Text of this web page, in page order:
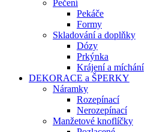
Pečení
Pekáče
Formy
Skladování a doplňky
Dózy
Prkýnka
Krájení a míchání
DEKORACE a ŠPERKY
Náramky
Rozepínací
Nerozepínací
Manžetové knoflíčky